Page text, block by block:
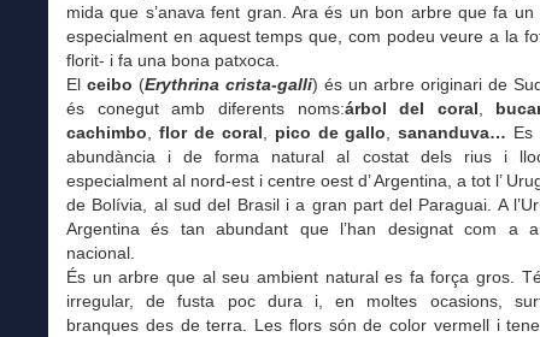
mida que s’anava fent gran. Ara és un bon arbre que fa
especialment en aquest temps que, com podeu veure a la
florit- i fa una bona patxoca.
El ceibo (Erythrina crista-galli) és un arbre originari de
és conegut amb diferents noms:árbol del coral
cachimbo
flor de coral pico de gallo ,sananduva… Es
abundància i de forma natural al costat dels rius i
especialment al nord-est i centre oest d’ Argentina, a tot l’
de Bolívia, al sud del Brasil i a gran part del Paraguai. A
Argentina és tan abundant que l’han designat com a
nacional.
És un arbre que al seu ambient natural es fa força gros.
irregular, de fusta poc dura i, en moltes ocasions,
branques des de terra. Les flors són de color vermell i